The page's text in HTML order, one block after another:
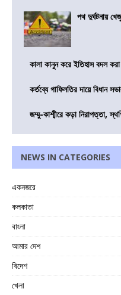
পথ দুর্ঘটনায়
কালা কানুন করে ইতিহাস বদল করা
কর্তব্যে গাফিলতির দায়ে বিধান
জম্মু-কাশ্মীরে কড়া নিরাপত্তা,
NEWS IN CATEGORIES
একনজরে
কলকাতা
বাংলা
আমার দেশ
বিদেশ
খেলা